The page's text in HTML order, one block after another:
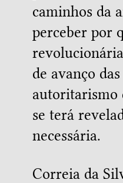
caminhos da
perceber por
de avanço
autoritarismo
se terá
necessária.
Correia da